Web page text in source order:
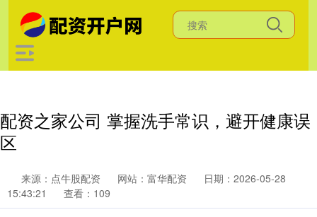
配资之家公司 掌握洗手常识，避开健康误
区
来源：点牛股配资 网站：富华配资
日期：2026-05-28
15:43:21
查看：109